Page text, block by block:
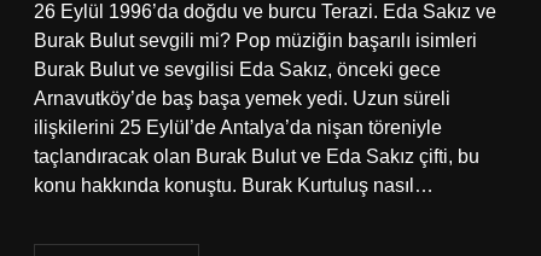
26 Eylül 1996’da doğdu ve burcu Terazi. Eda Sakız ve
Burak Bulut sevgili mi? Pop müziğin başarılı isimleri
Burak Bulut ve sevgilisi Eda Sakız, önceki gece
Arnavutköy’de baş başa yemek yedi. Uzun süreli
ilişkilerini 25 Eylül’de Antalya’da nişan töreniyle
taçlandıracak olan Burak Bulut ve Eda Sakız çifti, bu
konu hakkında konuştu. Burak Kurtuluş nasıl…